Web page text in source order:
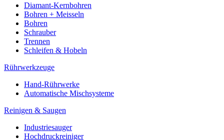
Diamant-Kernbohren
Bohren + Meisseln
Bohren
Schrauber
Trennen
Schleifen & Hobeln
Rührwerkzeuge
Hand-Rührwerke
Automatische Mischsysteme
Reinigen & Saugen
Industriesauger
Hochdruckreiniger